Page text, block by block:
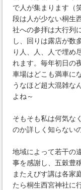
で人が集まります（
段は人が少ない桐生
社への参拝は大行列
し、回りは露店が数
り人、人、人で埋め
れます。毎年初日の
車場はどこも満車に
うなほど超大混雑な
よね～
そもそも私は何気な
のか詳しく知らない
地域によって若干の
事を感謝し、五穀豊
またえびす講は各家
たら桐生西宮神社に